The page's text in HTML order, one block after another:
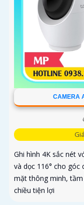
CAMERA
Ghi hình 4K sắc nét
và dọc 116° cho góc
mặt thông minh,
chiều tiện lợi